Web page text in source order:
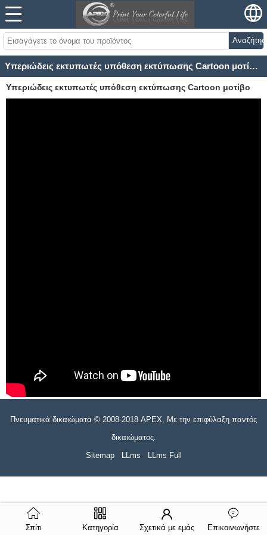
Υπεριώδεις εκτυπωτές υπόθεση εκτύπωσης Cartoon μοτίβο χαρτιού στην υπόθεση τηλεφώνου PC
Υπεριώδεις εκτυπωτές υπόθεση εκτύπωσης Cartoon μοτίβο
Πνευματικά δικαιώματα © 2008-2018 APEX, Με την επιφύλαξη παντός
δικαιώματος.
Sitemap
LLms LLms Full
Σπίτι Κατηγορία Σχετικά με εμάς
Επικοινωνήστε